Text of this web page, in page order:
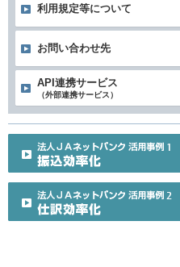
利用規定等について
お問い合わせ先
API連携サービス
（外部連携サービス）